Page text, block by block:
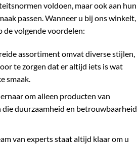
voldoen, maar ook aan hun
passen. Wanneer u bij ons winkelt,
de volgende voordelen:
assortiment omvat diverse stijlen,
te zorgen dat er altijd iets is wat
smaak.
om alleen producten van
duurzaamheid en betrouwbaarheid
van experts staat altijd klaar om u